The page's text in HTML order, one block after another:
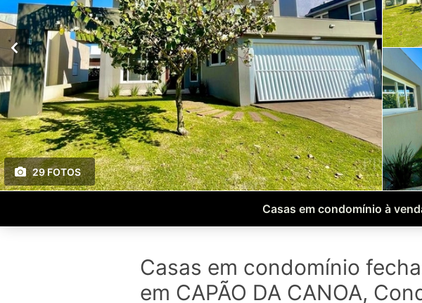
29 FOTOS
Casas em condomínio à
Casas em condomínio
em CAPÃO DA CANOA,